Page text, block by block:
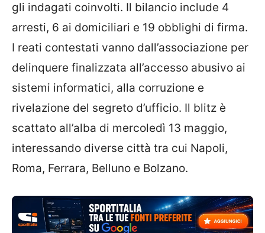
gli indagati coinvolti. Il bilancio include 4
arresti, 6 ai domiciliari e 19 obblighi di firma.
I reati contestati vanno dall’associazione per
delinquere finalizzata all’accesso abusivo ai
sistemi informatici, alla corruzione e
rivelazione del segreto d’ufficio. Il blitz è
scattato all’alba di mercoledì 13 maggio,
interessando diverse città tra cui Napoli,
Roma, Ferrara, Belluno e Bolzano.